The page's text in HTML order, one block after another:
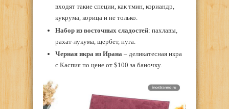
входят такие специи, как тмин, кориандр,
кукрума, корица и не только.
Набор из восточных сладостей: пахлавы,
рахат-лукума, щербет, нуга.
Черная икра из Ирана – деликатесная икра
с Каспия по цене от $100 за баночку.